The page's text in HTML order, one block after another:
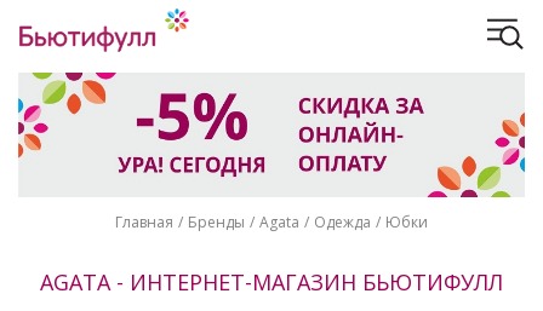
Главная Бренды Agata Одежда Юбки
AGATA - ИНТЕРНЕТ-МАГАЗИН БЬЮТИФУЛЛ